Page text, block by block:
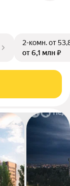
2-комн.от
от 6,1 млн ₽